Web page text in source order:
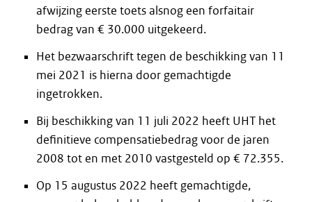
afwijzing eerste toets alsnog een forfaitair
bedrag van € 30.000 uitgekeerd.
Het bezwaarschrift tegen de beschikking van 11
mei 2021 is hierna door gemachtigde
ingetrokken.
Bij beschikking van 11 juli 2022 heeft UHT het
definitieve compensatiebedrag voor de jaren
2008 tot en met 2010 vastgesteld op € 72.355.
Op 15 augustus 2022 heeft gemachtigde,